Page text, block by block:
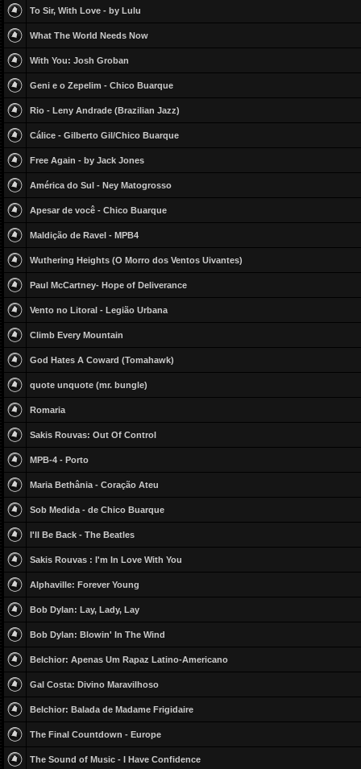
To Sir, With Love - by Lulu
What The World Needs Now
With You: Josh Groban
Geni e o Zepelim - Chico Buarque
Rio - Leny Andrade (Brazilian Jazz)
Cálice - Gilberto Gil/Chico Buarque
Free Again - by Jack Jones
América do Sul - Ney Matogrosso
Apesar de você - Chico Buarque
Maldição de Ravel - MPB4
Wuthering Heights (O Morro dos Ventos Uivantes)
Paul McCartney- Hope of Deliverance
Vento no Litoral - Legião Urbana
Climb Every Mountain
God Hates A Coward (Tomahawk)
quote unquote (mr. bungle)
Romaria
Sakis Rouvas: Out Of Control
MPB-4 - Porto
Maria Bethânia - Coração Ateu
Sob Medida - de Chico Buarque
I'll Be Back - The Beatles
Sakis Rouvas : I'm In Love With You
Alphaville: Forever Young
Bob Dylan: Lay, Lady, Lay
Bob Dylan: Blowin' In The Wind
Belchior: Apenas Um Rapaz Latino-Americano
Gal Costa: Divino Maravilhoso
Belchior: Balada de Madame Frigidaire
The Final Countdown - Europe
The Sound of Music - I Have Confidence